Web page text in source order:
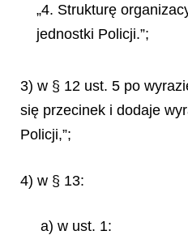
„4. Strukturę
jednostki Policji.”;
3) w § 12 ust. 5 po
się przecinek i dodaje
Policji,”;
4) w § 13:
a) w ust. 1: